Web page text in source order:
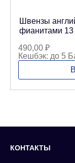
Швензы
фианитами 13
490,00 ₽
Кешбэк: до 5
КОНТАКТЫ